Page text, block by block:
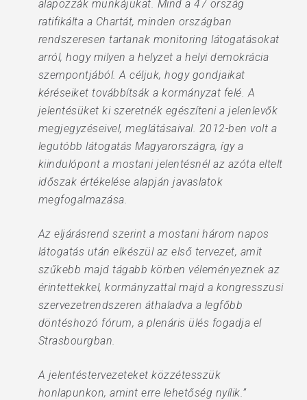
alapozzák munkájukat. Mind a 47 ország
ratifikálta a Chartát, minden országban
rendszeresen tartanak monitoring látogatásokat
arról, hogy milyen a helyzet a helyi demokrácia
szempontjából. A céljuk, hogy gondjaikat
kéréseiket továbbítsák a kormányzat felé. A
jelentésüket ki szeretnék egészíteni a jelenlevők
megjegyzéseivel, meglátásaival. 2012-ben volt a
legutóbb látogatás Magyarországra, így a
kiindulópont a mostani jelentésnél az azóta eltelt
időszak értékelése alapján javaslatok
megfogalmazása.
Az eljárásrend szerint a mostani három napos
látogatás után elkészül az első tervezet, amit
szűkebb majd tágabb körben véleményeznek az
érintettekkel, kormányzattal majd a kongresszusi
szervezetrendszeren áthaladva a legfőbb
döntéshozó fórum, a plenáris ülés fogadja el
Strasbourgban.
A jelentéstervezeteket közzétesszük
honlapunkon, amint erre lehetőség nyílik.”